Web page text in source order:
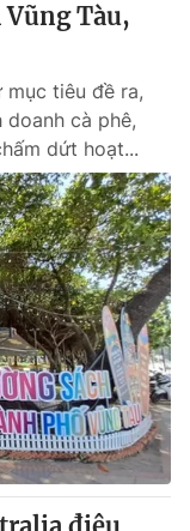
Vũng Tàu,
mục tiêu đề ra,
doanh cà phê,
dứt hoạt...